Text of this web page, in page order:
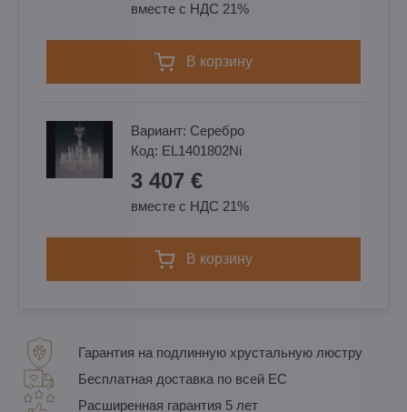
вместе с НДС 21%
в корзину
Вариант: Cеребро
Код: EL1401802Ni
3 407 €
вместе с НДС 21%
в корзину
Гарантия на подлинную хрустальную люстру
Бесплатная доставка по всей ЕС
Расширенная гарантия 5 лет